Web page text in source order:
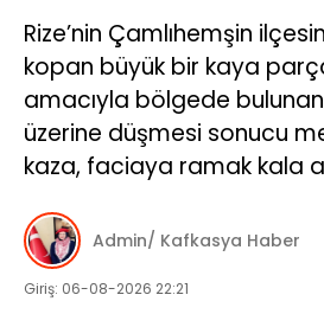
Rize’nin Çamlıhemşin
kopan büyük bir kaya
amacıyla bölgede
üzerine düşmesi sonucu
kaza, faciaya ramak kala
Admin/ Kafkasya Haber
Giriş: 06-08-2026 22:21